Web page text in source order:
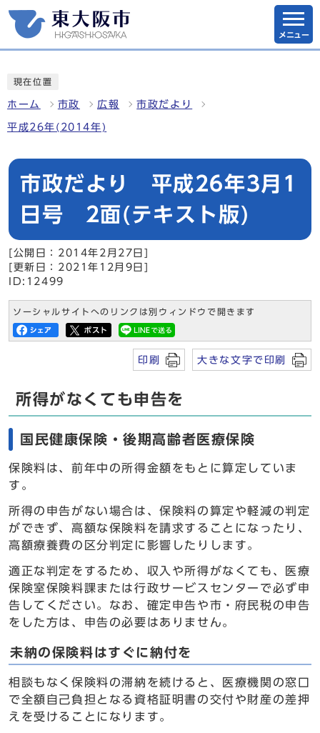
メニュー
現在位置
ホーム 市政 広報 市政だより
平成26年(2014年)
市政だより 平成26年3月1
日号 2面(テキスト版)
[公開日：2014年2月27日]
[更新日：2021年12月9日]
ID:12499
ソーシャルサイトへのリンクは別ウィンドウで開きます
印刷 大きな文字で印刷
所得がなくても申告を
国民健康保険・後期高齢者医療保険
保険料は、前年中の所得金額をもとに算定していま
す。
所得の申告がない場合は、保険料の算定や軽減の判定
ができず、高額な保険料を請求することになったり、
高額療養費の区分判定に影響したりします。
適正な判定をするため、収入や所得がなくても、医療
保険室保険料課または行政サービスセンターで必ず申
告してください。なお、確定申告や市・府民税の申告
をした方は、申告の必要はありません。
未納の保険料はすぐに納付を
相談もなく保険料の滞納を続けると、医療機関の窓口
で全額自己負担となる資格証明書の交付や財産の差押
えを受けることになります。